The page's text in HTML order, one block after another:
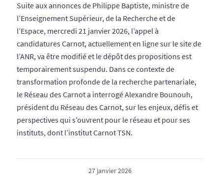
Suite aux annonces de Philippe Baptiste, ministre de
l’Enseignement Supérieur, de la Recherche et de
l’Espace, mercredi 21 janvier 2026, l’appel à
candidatures Carnot, actuellement en ligne sur le site de
l’ANR, va être modifié et le dépôt des propositions est
temporairement suspendu. Dans ce contexte de
transformation profonde de la recherche partenariale,
le Réseau des Carnot a interrogé Alexandre Bounouh,
président du Réseau des Carnot, sur les enjeux, défis et
perspectives qui s’ouvrent pour le réseau et pour ses
instituts, dont l’institut Carnot TSN.
27 janvier 2026